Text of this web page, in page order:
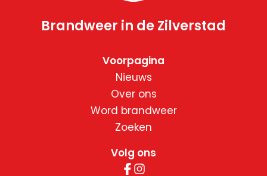
Brandweer in de Zilverstad
Voorpagina
Nieuws
Over ons
Word brandweer
Zoeken
Volg ons